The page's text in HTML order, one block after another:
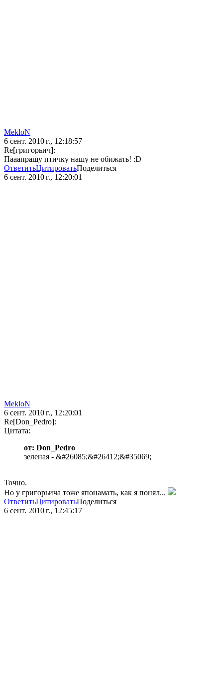
MekloN
6 сент. 2010 г., 12:18:57
Re[григорьич]:
Пааапрашу птичку нашу не обижать! :D
ОтветитьЦитироватьПоделиться
6 сент. 2010 г., 12:20:01
MekloN
6 сент. 2010 г., 12:20:01
Re[Don_Pedro]:
Цитата:
от: Don_Pedro
зеленая - &#26085;&#26412;&#35069;
Точно.
Но у григорьича тоже японамать, как я понял...
ОтветитьЦитироватьПоделиться
6 сент. 2010 г., 12:45:17